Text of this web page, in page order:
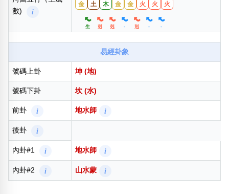
數)
i
金 土 木 金 金 火 火 火
生 剋 剋 - 剋 - -
易經卦象
號碼上卦 坤 (地)
號碼下卦 坎 (水)
前卦 i 地水師 i
後卦 i
內卦#1 i 地水師 i
內卦#2 i 山水蒙 i